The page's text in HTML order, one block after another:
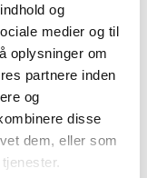
og
medier og til
oplysninger om
partnere inden
og
disse
dem, eller som